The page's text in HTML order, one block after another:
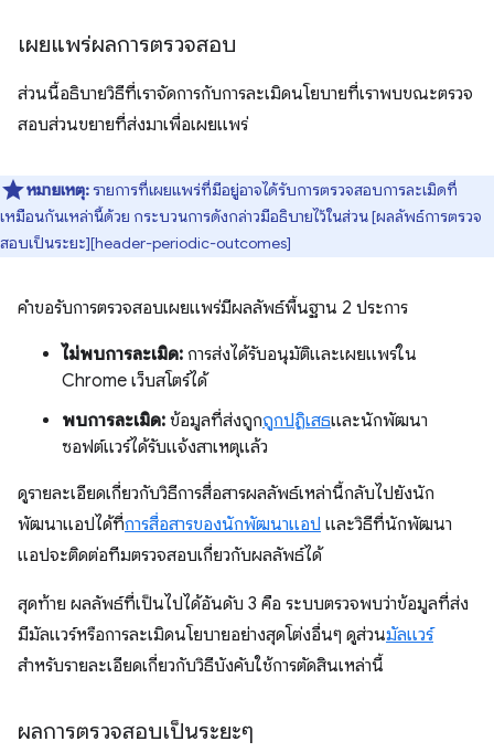
เผยแพร่ผลการตรวจสอบ
ส่วนนี้อธิบายวิธีที่เราจัดการกับการละเมิดนโยบายที่เราพบขณะตรวจ
สอบส่วนขยายที่ส่งมาเพื่อเผยแพร่
หมายเหตุ:รายการที่เผยแพร่ที่มีอยู่อาจได้รับการตรวจสอบการละเมิดที่
เหมือนกันเหล่านี้ด้วย กระบวนการดังกล่าวมีอธิบายไว้ในส่วน [ผลลัพธ์การตรวจ
สอบเป็นระยะ][header-periodic-outcomes]
คำขอรับการตรวจสอบเผยแพร่มีผลลัพธ์พื้นฐาน 2 ประการ
ไม่พบการละเมิด: การส่งได้รับอนุมัติและเผยแพร่ใน
Chrome เว็บสโตร์ได้
พบการละเมิด: ข้อมูลที่ส่งถูกถูกปฏิเสธและนักพัฒนา
ซอฟต์แวร์ได้รับแจ้งสาเหตุแล้ว
ดูรายละเอียดเกี่ยวกับวิธีการสื่อสารผลลัพธ์เหล่านี้กลับไปยังนัก
พัฒนาแอปได้ที่การสื่อสารของนักพัฒนาแอป และวิธีที่นักพัฒนา
แอปจะติดต่อทีมตรวจสอบเกี่ยวกับผลลัพธ์ได้
สุดท้าย ผลลัพธ์ที่เป็นไปได้อันดับ 3 คือ ระบบตรวจพบว่าข้อมูลที่ส่ง
มีมัลแวร์หรือการละเมิดนโยบายอย่างสุดโต่งอื่นๆ ดูส่วนมัลแวร์
สำหรับรายละเอียดเกี่ยวกับวิธีบังคับใช้การตัดสินเหล่านี้
ผลการตรวจสอบเป็นระยะๆ